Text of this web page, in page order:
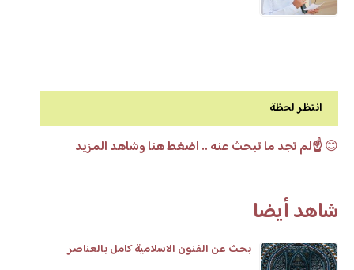
انتظر لحظة
😊☝️لم تجد ما تبحث عنه .. اضغط هنا وشاهد المزيد
شاهد أيضا
بحث عن الفنون الاسلامية كامل بالعناصر